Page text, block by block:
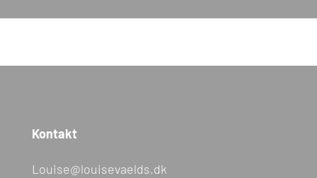
Kontakt
Louise@louisevaelds.dk